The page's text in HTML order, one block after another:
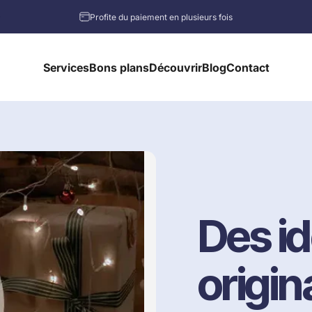
Profite du paiement en plusieurs fois
ServicesBons plansDécouvrirBlogContact
Des